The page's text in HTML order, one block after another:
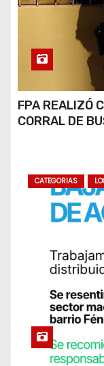
FPA REALIZÓ
CORRAL DE
CATEGORIAS